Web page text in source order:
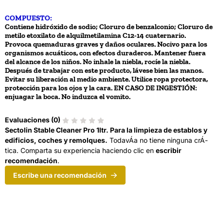
COMPUESTO:
Contiene hidróxido de sodio; Cloruro de benzalconio; Cloruro de
metilo etoxilato de alquilmetilamina C12-14 cuaternario.
Provoca quemaduras graves y daños oculares. Nocivo para los
organismos acuáticos, con efectos duraderos. Mantener fuera
del alcance de los niños. No inhale la niebla, rocíe la niebla.
Después de trabajar con este producto, lávese bien las manos.
Evitar su liberación al medio ambiente. Utilice ropa protectora,
protección para los ojos y la cara. EN CASO DE INGESTIÓN:
enjuagar la boca. No induzca el vomito.
Evaluaciones (0)
Sectolin Stable Cleaner Pro 1ltr. Para la limpieza de establos y
edificios, coches y remolques. TodavÁ­a no tiene ninguna crÁ­
tica. Comparta su experiencia haciendo clic en escribir
recomendación.
Escribe una recomendación